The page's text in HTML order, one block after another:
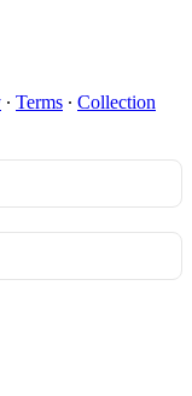
∙ Terms ∙ Collection